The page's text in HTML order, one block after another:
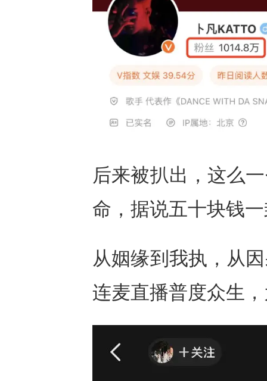
后来被扒出，这么
命，据说五十块钱
从姻缘到我执，从
连麦直播普度众生